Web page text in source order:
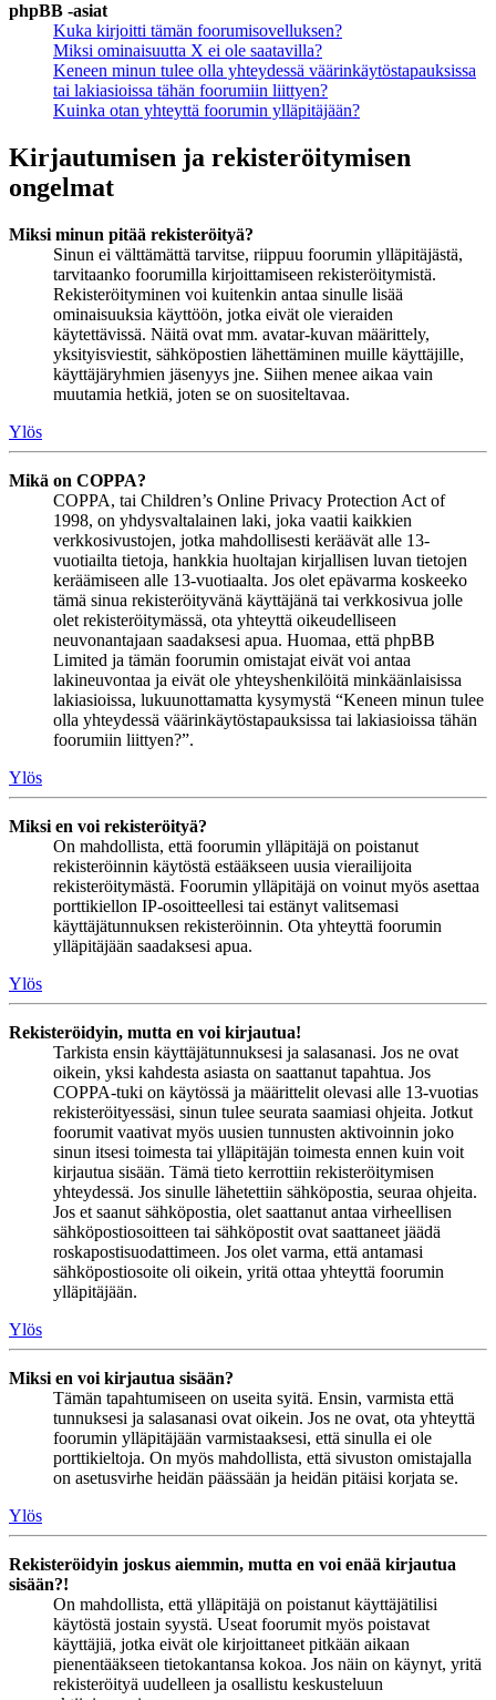
phpBB -asiat
Kuka kirjoitti tämän foorumisovelluksen?
Miksi ominaisuutta X ei ole saatavilla?
Keneen minun tulee olla yhteydessä väärinkäytöstapauksissa
tai lakiasioissa tähän foorumiin liittyen?
Kuinka otan yhteyttä foorumin ylläpitäjään?
Kirjautumisen ja rekisteröitymisen
ongelmat
Miksi minun pitää rekisteröityä?
Sinun ei välttämättä tarvitse, riippuu foorumin ylläpitäjästä,
tarvitaanko foorumilla kirjoittamiseen rekisteröitymistä.
Rekisteröityminen voi kuitenkin antaa sinulle lisää
ominaisuuksia käyttöön, jotka eivät ole vieraiden
käytettävissä. Näitä ovat mm. avatar-kuvan määrittely,
yksityisviestit, sähköpostien lähettäminen muille käyttäjille,
käyttäjäryhmien jäsenyys jne. Siihen menee aikaa vain
muutamia hetkiä, joten se on suositeltavaa.
Ylös
Mikä on COPPA?
COPPA, tai Children’s Online Privacy Protection Act of
1998, on yhdysvaltalainen laki, joka vaatii kaikkien
verkkosivustojen, jotka mahdollisesti keräävät alle 13-
vuotiailta tietoja, hankkia huoltajan kirjallisen luvan tietojen
keräämiseen alle 13-vuotiaalta. Jos olet epävarma koskeeko
tämä sinua rekisteröityvänä käyttäjänä tai verkkosivua jolle
olet rekisteröitymässä, ota yhteyttä oikeudelliseen
neuvonantajaan saadaksesi apua. Huomaa, että phpBB
Limited ja tämän foorumin omistajat eivät voi antaa
lakineuvontaa ja eivät ole yhteyshenkilöitä minkäänlaisissa
lakiasioissa, lukuunottamatta kysymystä “Keneen minun tulee
olla yhteydessä väärinkäytöstapauksissa tai lakiasioissa tähän
foorumiin liittyen?”.
Ylös
Miksi en voi rekisteröityä?
On mahdollista, että foorumin ylläpitäjä on poistanut
rekisteröinnin käytöstä estääkseen uusia vierailijoita
rekisteröitymästä. Foorumin ylläpitäjä on voinut myös asettaa
porttikiellon IP-osoitteellesi tai estänyt valitsemasi
käyttäjätunnuksen rekisteröinnin. Ota yhteyttä foorumin
ylläpitäjään saadaksesi apua.
Ylös
Rekisteröidyin, mutta en voi kirjautua!
Tarkista ensin käyttäjätunnuksesi ja salasanasi. Jos ne ovat
oikein, yksi kahdesta asiasta on saattanut tapahtua. Jos
COPPA-tuki on käytössä ja määrittelit olevasi alle 13-vuotias
rekisteröityessäsi, sinun tulee seurata saamiasi ohjeita. Jotkut
foorumit vaativat myös uusien tunnusten aktivoinnin joko
sinun itsesi toimesta tai ylläpitäjän toimesta ennen kuin voit
kirjautua sisään. Tämä tieto kerrottiin rekisteröitymisen
yhteydessä. Jos sinulle lähetettiin sähköpostia, seuraa ohjeita.
Jos et saanut sähköpostia, olet saattanut antaa virheellisen
sähköpostiosoitteen tai sähköpostit ovat saattaneet jäädä
roskapostisuodattimeen. Jos olet varma, että antamasi
sähköpostiosoite oli oikein, yritä ottaa yhteyttä foorumin
ylläpitäjään.
Ylös
Miksi en voi kirjautua sisään?
Tämän tapahtumiseen on useita syitä. Ensin, varmista että
tunnuksesi ja salasanasi ovat oikein. Jos ne ovat, ota yhteyttä
foorumin ylläpitäjään varmistaaksesi, että sinulla ei ole
porttikieltoja. On myös mahdollista, että sivuston omistajalla
on asetusvirhe heidän päässään ja heidän pitäisi korjata se.
Ylös
Rekisteröidyin joskus aiemmin, mutta en voi enää kirjautua
sisään?!
On mahdollista, että ylläpitäjä on poistanut käyttäjätilisi
käytöstä jostain syystä. Useat foorumit myös poistavat
käyttäjiä, jotka eivät ole kirjoittaneet pitkään aikaan
pienentääkseen tietokantansa kokoa. Jos näin on käynyt, yritä
rekisteröityä uudelleen ja osallistu keskusteluun